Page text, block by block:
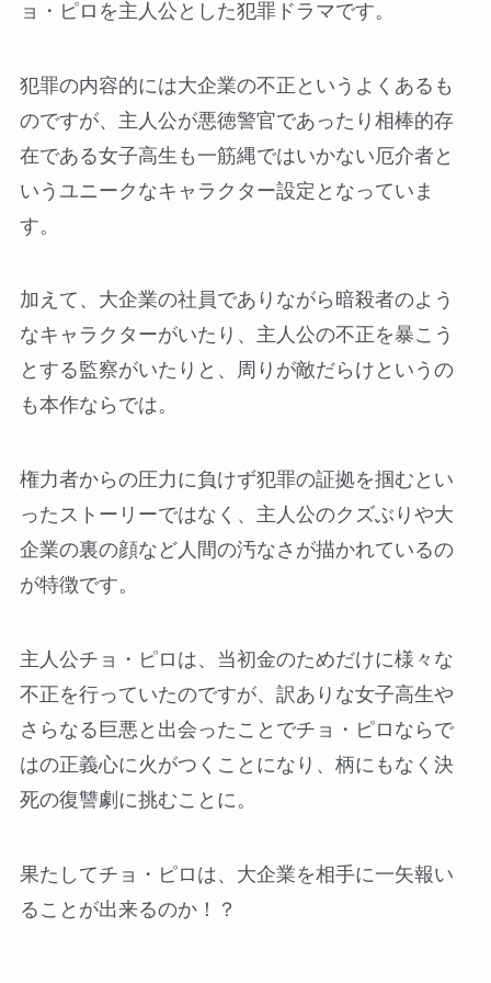
ョ・ピロを主人公とした犯罪ドラマです。
犯罪の内容的には大企業の不正というよくあるも
のですが、主人公が悪徳警官であったり相棒的存
在である女子高生も一筋縄ではいかない厄介者と
いうユニークなキャラクター設定となっていま
す。
加えて、大企業の社員でありながら暗殺者のよう
なキャラクターがいたり、主人公の不正を暴こう
とする監察がいたりと、周りが敵だらけというの
も本作ならでは。
権力者からの圧力に負けず犯罪の証拠を掴むとい
ったストーリーではなく、主人公のクズぶりや大
企業の裏の顔など人間の汚なさが描かれているの
が特徴です。
主人公チョ・ピロは、当初金のためだけに様々な
不正を行っていたのですが、訳ありな女子高生や
さらなる巨悪と出会ったことでチョ・ピロならで
はの正義心に火がつくことになり、柄にもなく決
死の復讐劇に挑むことに。
果たしてチョ・ピロは、大企業を相手に一矢報い
ることが出来るのか！？